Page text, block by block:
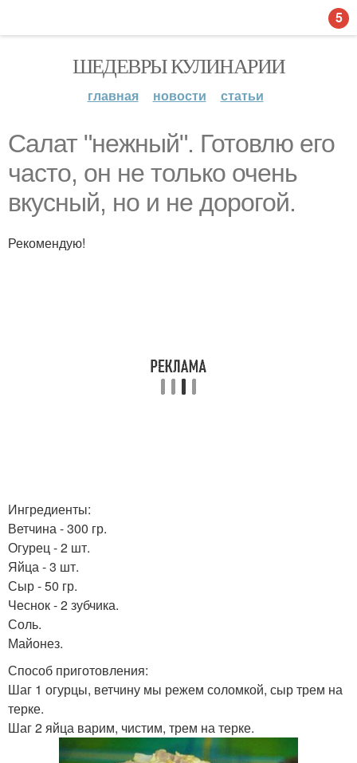
ШЕДЕВРЫ КУЛИНАРИИ
главная новости статьи
Салат "нежный". Готовлю его
часто, он не только очень
вкусный, но и не дорогой.
Рекомендую!
Ингредиенты:
Ветчина - 300 гр.
Огурец - 2 шт.
Яйца - 3 шт.
Сыр - 50 гр.
Чеснок - 2 зубчика.
Соль.
Майонез.
Способ приготовления:
Шаг 1 огурцы, ветчину мы режем соломкой, сыр трем на
терке.
Шаг 2 яйца варим, чистим, трем на терке.
5